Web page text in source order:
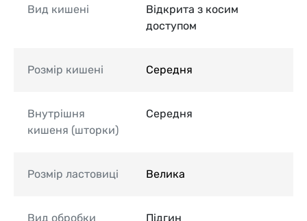
Вид кишені
Відкрита з косим
доступом
Розмір кишені Середня
Внутрішня
кишеня (шторки)
Середня
Розмір ластовиці Велика
Вид обробки
Підгин